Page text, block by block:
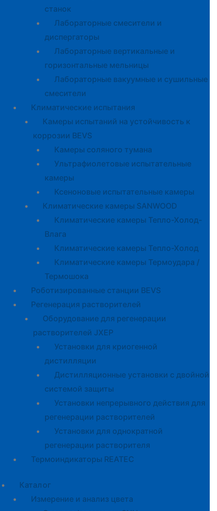
станок
Лабораторные смесители и
диспергаторы
Лабораторные вертикальные и
горизонтальные мельницы
Лабораторные вакуумные и сушильные
смесители
Климатические испытания
Камеры испытаний на устойчивость к
коррозии BEVS
Камеры соляного тумана
Ультрафиолетовые испытательные
камеры
Ксеноновые испытательные камеры
Климатические камеры SANWOOD
Климатические камеры Тепло-Холод-
Влага
Климатические камеры Тепло-Холод
Климатические камеры Термоудара /
Термошока
Роботизированные станции BEVS
Регенерация растворителей
Оборудование для регенерации
растворителей JXEP
Установки для криогенной
дистилляции
Дистилляционные установки с двойной
системой защиты
Установки непрерывного действия для
регенерации растворителей
Установки для однократной
регенерации растворителя
Термоиндикаторы REATEC
Каталог
Измерение и анализ цвета